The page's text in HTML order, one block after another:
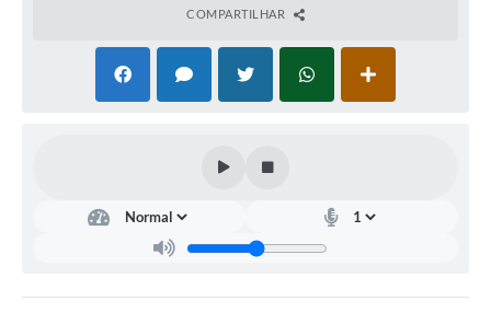
COMPARTILHAR